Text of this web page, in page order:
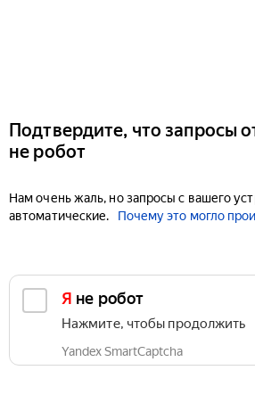
Подтвердите, что запросы
не робот
Нам очень жаль, но запросы с вашего
автоматические.
Почему это могло
Я не робот
Нажмите, чтобы продолжить
Yandex SmartCaptcha